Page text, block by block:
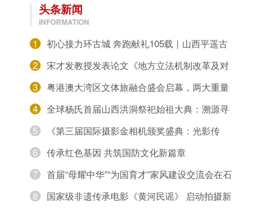
头条新闻
INFORMATION
1
初心接力环古城 奔跑献礼105载｜山西平遥古
2
宋才发教授发表论文《地方立法机制改革及对
3
粤港澳大湾区文体旅融合盛会启幕，两大重量
4
全球杨氏首届山西洪洞祭祀始祖大典：溯源寻
5
《第三届国际摄影金相机颁奖盛典：光影传
6
传承红色基因 共筑国防文化新篇章
7
首届“母耀中华”“为国育才”家风建设交流会在石
8
国家级非遗传承电影《黄河民谣》 启动拍摄新